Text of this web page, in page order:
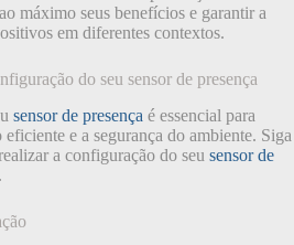
máximo seus benefícios e garantir a
em diferentes contextos.
do seu sensor de presença
sensor de presença é essencial para
e a segurança do ambiente. Siga
a configuração do seu sensor de